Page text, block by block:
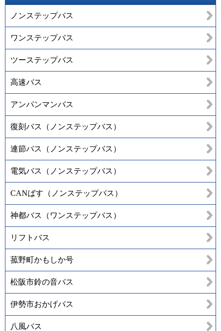
ノンステップバス
ワンステップバス
ツーステップバス
高速バス
アンパンマンバス
復刻バス（ノンステップバス）
連節バス（ノンステップバス）
電気バス（ノンステップバス）
CANばす（ノンステップバス）
神都バス（ワンステップバス）
リフトバス
菰野町かもしか号
松阪市鈴の音バス
伊勢市おかげバス
八風バス